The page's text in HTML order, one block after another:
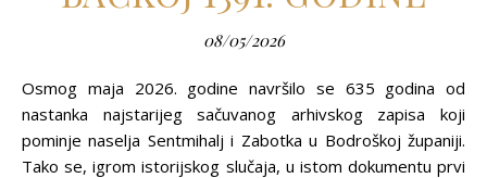
08/05/2026
Osmog maja 2026. godine navršilo se 635 godina od
nastanka najstarijeg sačuvanog arhivskog zapisa koji
pominje naselja Sentmihalj i Zabotka u Bodroškoj županiji.
Tako se, igrom istorijskog slučaja, u istom dokumentu prvi